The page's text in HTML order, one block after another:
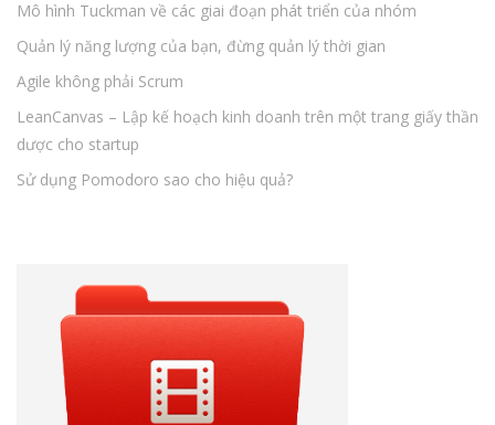
Mô hình Tuckman về các giai đoạn phát triển của nhóm
Quản lý năng lượng của bạn, đừng quản lý thời gian
Agile không phải Scrum
LeanCanvas – Lập kế hoạch kinh doanh trên một trang giấy thần
dược cho startup
Sử dụng Pomodoro sao cho hiệu quả?